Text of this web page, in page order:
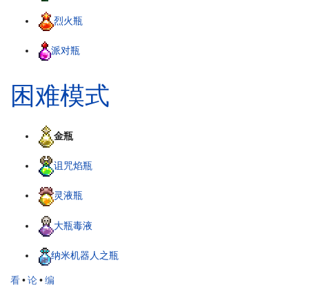
烈火瓶
派对瓶
困难模式
金瓶
诅咒焰瓶
灵液瓶
大瓶毒液
纳米机器人之瓶
看•论•编